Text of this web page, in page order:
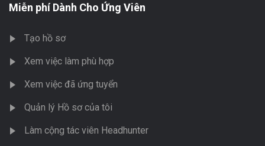
Miễn phí Dành Cho Ứng Viên
Tạo hồ sơ
Xem việc làm phù hợp
Xem việc đã ứng tuyển
Quản lý Hồ sơ của tôi
Làm cộng tác viên Headhunter